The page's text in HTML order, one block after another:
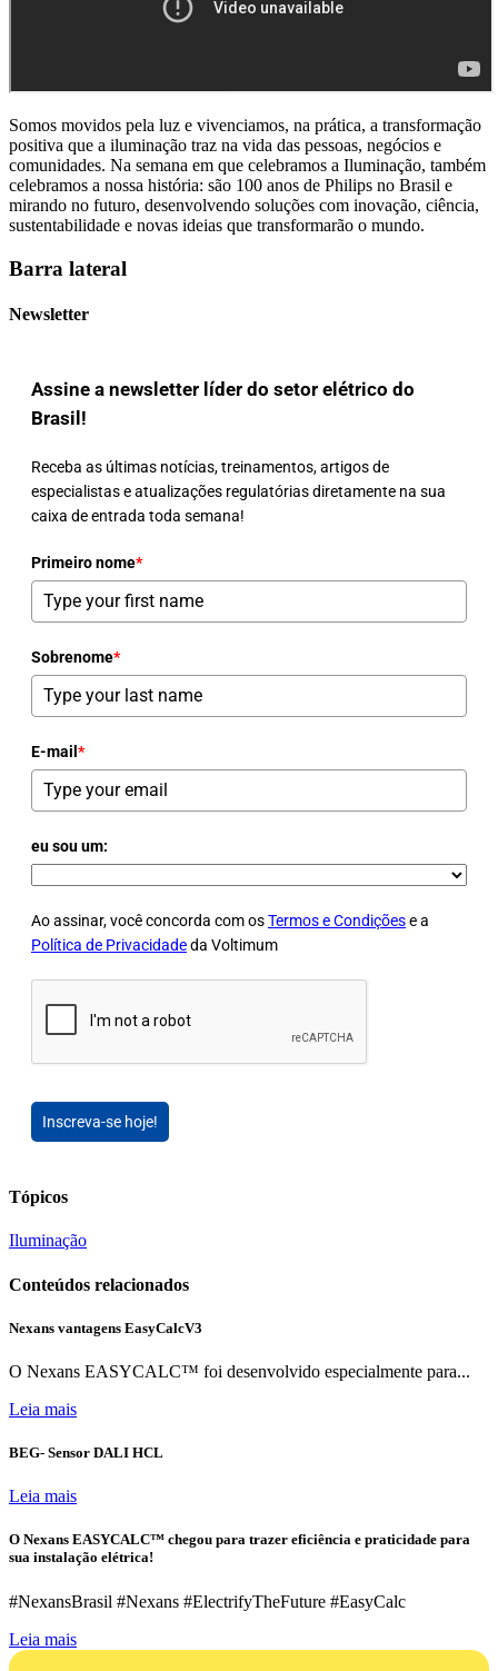
Somos movidos pela luz e vivenciamos, na prática, a transformação
positiva que a iluminação traz na vida das pessoas, negócios e
comunidades. Na semana em que celebramos a Iluminação, também
celebramos a nossa história: são 100 anos de Philips no Brasil e
mirando no futuro, desenvolvendo soluções com inovação, ciência,
sustentabilidade e novas ideias que transformarão o mundo.
Barra lateral
Newsletter
Assine a newsletter líder do setor elétrico do
Brasil!
Receba as últimas notícias, treinamentos, artigos de
especialistas e atualizações regulatórias diretamente na sua
caixa de entrada toda semana!
Primeiro nome*
Sobrenome*
E-mail *
eu sou um:
Ao assinar, você concorda com osTermos e Condiçõese a
Política de Privacidadeda Voltimum
Inscreva-se hoje!
Tópicos
Iluminação
Conteúdos relacionados
Nexans vantagens EasyCalcV3
O Nexans EASYCALC™ foi desenvolvido especialmente para...
Leia mais
BEG- Sensor DALI HCL
Leia mais
O Nexans EASYCALC™ chegou para trazer eficiência e praticidade para
sua instalação elétrica!
#NexansBrasil #Nexans #ElectrifyTheFuture #EasyCalc
Leia mais